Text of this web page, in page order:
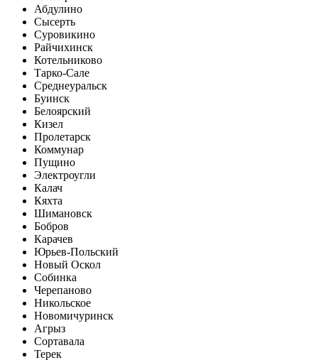
Абдулино
Сысерть
Суровикино
Райчихинск
Котельниково
Тарко-Сале
Среднеуральск
Буинск
Белоярский
Кизел
Пролетарск
Коммунар
Пущино
Электроугли
Калач
Кяхта
Шимановск
Бобров
Карачев
Юрьев-Польский
Новый Оскол
Собинка
Черепаново
Никольское
Новомичуринск
Агрыз
Сортавала
Терек